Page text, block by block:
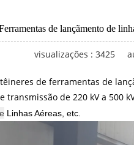
de lançãmento de
visualizações : 3425
de ferramentas de
transmissão de 220 kV a 500
Linhas Aéreas, etc.